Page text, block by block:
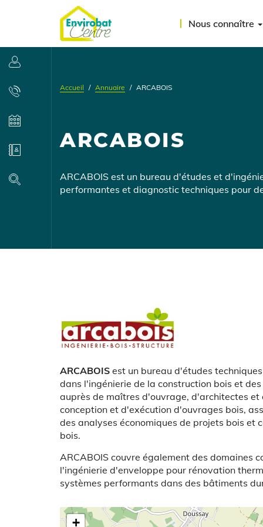
principal
Nous connaître
Accueil Annuaire ARCABOIS
ARCABOIS
Présentation
ARCABOIS est un bureau d'études et
performantes et diagnostic techniques pour
compte
l'utilisateur
Contact
Annuaire
Recherche
Présentation
ARCABOIS est un bureau d'études
dans l'ingénierie de la construction bois et
auprès de maîtres d'ouvrage, d'architectes
conception et d'exécution d'ouvrages bois,
des analyses économiques de projets bois
bois.
ARCABOIS couvre également des domaines
l'ingénierie d'enveloppe pour rénovation
systèmes performants dans des bâtiments
Latitude/Longitude
+